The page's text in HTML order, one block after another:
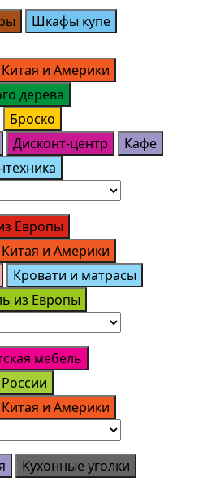
Шкафы купе
и Америки
дерева
Броско
Дисконт-центр
Кафе
Европы
и Америки
Кровати и матрасы
из Европы
мебель
и Америки
Кухонные уголки